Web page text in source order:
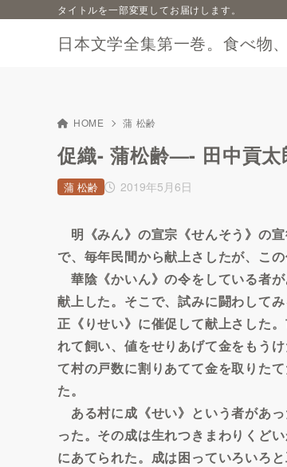
日本文学全集第一巻。食べ物
タイトルを一部変更してお届けします。
HOME 蒲 松齢
促織- 蒲松齢—- 田中貢太
2019年5月6日
蒲 松齢
明《みん》の宣宗《せんそう》の
で、毎年民間から献上さしたが、こ
華陰《かいん》の令をしている者
献上した。そこで、試みに闘わして
正《りせい》に催促して献上さした
れて飼い、値をせりあげて金をもう
て村の戸数に割りあてて金を取りた
た。
ある村に成《せい》という者があ
った。その成は生れつきまわりくど
にあてられた。成は困っていろいろ